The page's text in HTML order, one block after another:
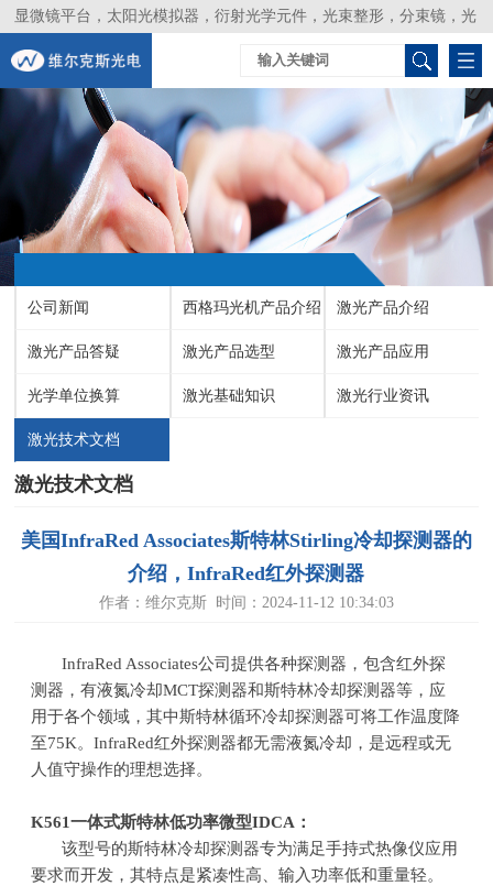
显微镜平台，太阳光模拟器，衍射光学元件，光束整形，分束镜，光
谱仪，生物激光器，光束分析仪，Layertec
公司新闻 西格玛光机产品介绍 激光产品介绍
激光产品答疑 激光产品选型 激光产品应用
光学单位换算 激光基础知识 激光行业资讯
激光技术文档
激光技术文档
美国InfraRed Associates斯特林Stirling冷却探测器的
介绍，InfraRed红外探测器
作者：维尔克斯 时间：2024-11-12 10:34:03
InfraRed Associates公司提供各种探测器，包含红外探
测器，有液氮冷却MCT探测器和斯特林冷却探测器等，应
用于各个领域，其中斯特林循环冷却探测器可将工作温度降
至75K。InfraRed红外探测器都无需液氮冷却， 是远程或无
人值守操作的理想选择。
K561一体式斯特林低功率微型IDCA：
该型号的斯特林冷却探测器专为满足手持式热像仪应用
要求而开发，其特点是紧凑性高、输入功率低和重量轻。